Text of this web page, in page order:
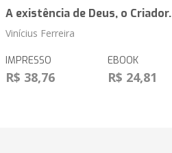
A existência de Deus, o Criador.
Vinícius Ferreira
IMPRESSO
R$ 38,76
EBOOK
R$ 24,81